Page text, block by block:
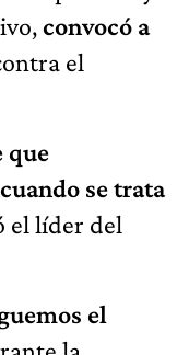
convocó a
el
que
se trata
el líder del
el